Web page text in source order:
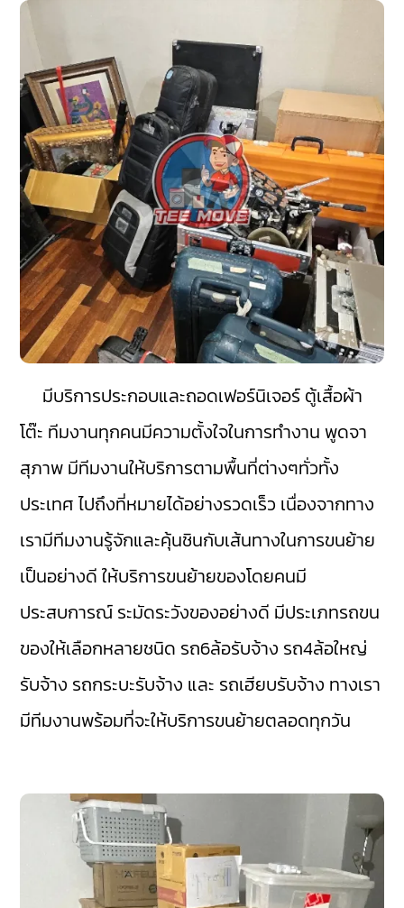
มีบริการประกอบและถอดเฟอร์นิเจอร์ ตู้เสื้อผ้า
โต๊ะ ทีมงานทุกคนมีความตั้งใจในการทำงาน พูดจา
สุภาพ มีทีมงานให้บริการตามพื้นที่ต่างๆทั่วทั้ง
ประเทศ ไปถึงที่หมายได้อย่างรวดเร็ว เนื่องจากทาง
เรามีทีมงานรู้จักและคุ้นชินกับเส้นทางในการขนย้าย
เป็นอย่างดี ให้บริการขนย้ายของโดยคนมี
ประสบการณ์ ระมัดระวังของอย่างดี มีประเภทรถขน
ของให้เลือกหลายชนิด รถ6ล้อรับจ้าง รถ4ล้อใหญ่
รับจ้าง รถกระบะรับจ้าง และ รถเฮียบรับจ้าง ทางเรา
มีทีมงานพร้อมที่จะให้บริการขนย้ายตลอดทุกวัน